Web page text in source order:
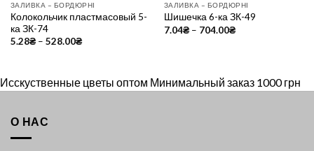
ЗАЛИВКА – БОРДЮРНІ
Колокольчик пластмасовый 5-
ка ЗК-74
5.28₴– 528.00₴
ЗАЛИВКА – БОРДЮРНІ
Шишечка 6-ка ЗК-49
7.04₴– 704.00₴
Исскуственные цветы оптом Минимальный заказ 1000 грн
О НАС